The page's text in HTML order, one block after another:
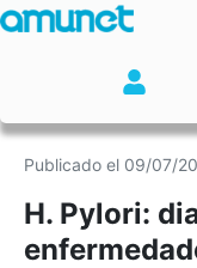
Publicado el 09/07/
H. Pylori: